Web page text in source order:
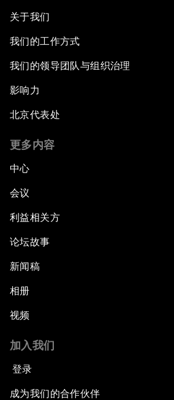
关于我们
我们的工作方式
我们的领导团队与组织治理
影响力
北京代表处
更多内容
中心
会议
利益相关方
论坛故事
新闻稿
相册
视频
加入我们
登录
成为我们的合作伙伴